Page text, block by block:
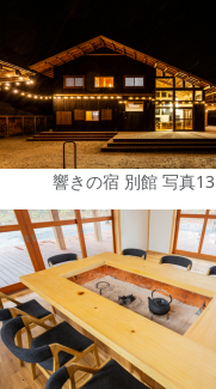
響きの宿 別館 写真13